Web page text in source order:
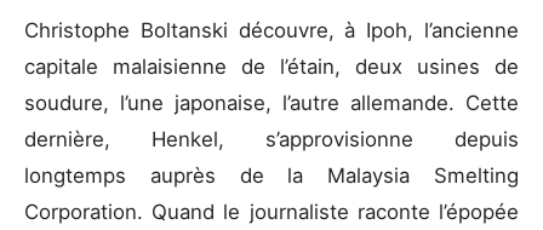
Christophe Boltanski découvre, à Ipoh, l’ancienne
capitale malaisienne de l’étain, deux usines de
soudure, l’une japonaise, l’autre allemande. Cette
dernière, Henkel, s’approvisionne depuis
longtemps auprès de la Malaysia Smelting
Corporation. Quand le journaliste raconte l’épopée